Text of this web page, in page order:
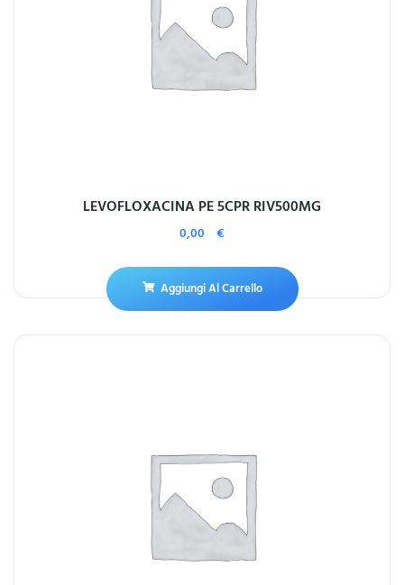
LEVOFLOXACINA PE 5CPR RIV500MG
0,00 €
Aggiungi Al Carrello